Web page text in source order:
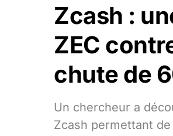
Zcash :
ZEC
chute de
Un chercheur a
Zcash permettant